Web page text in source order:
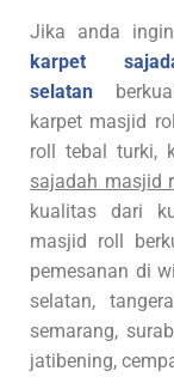
Jika anda
karpet
selatan
karpet masjid
roll tebal turki,
sajadah masjid
kualitas dari
masjid roll
pemesanan di
selatan,
semarang,
jatibening,